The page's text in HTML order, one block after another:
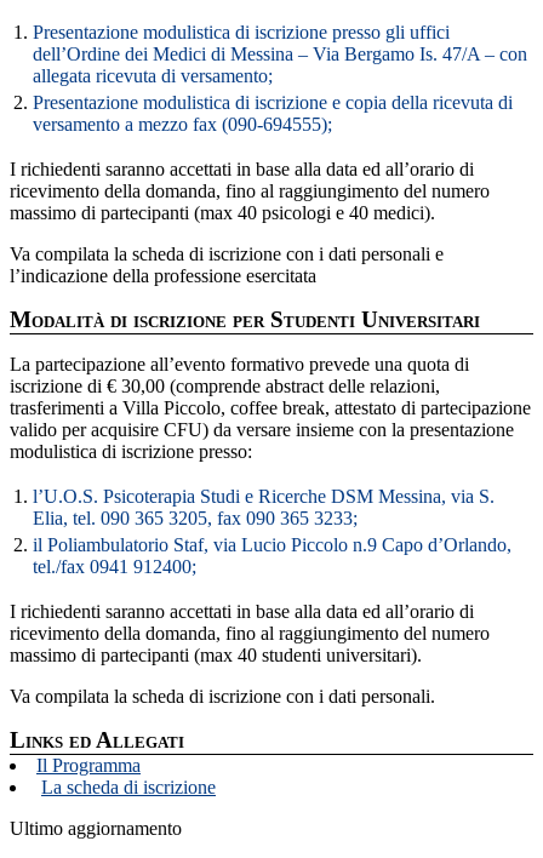
1. Presentazione modulistica di iscrizione presso gli uffici
dell’Ordine dei Medici di Messina – Via Bergamo Is. 47/A – con
allegata ricevuta di versamento;
2. Presentazione modulistica di iscrizione e copia della ricevuta di
versamento a mezzo fax (090-694555);
I richiedenti saranno accettati in base alla data ed all’orario di
ricevimento della domanda, fino al raggiungimento del numero
massimo di partecipanti (max 40 psicologi e 40 medici).
Va compilata la scheda di iscrizione con i dati personali e
l’indicazione della professione esercitata
Modalità di iscrizione per Studenti Universitari
La partecipazione all’evento formativo prevede una quota di
iscrizione di € 30,00 (comprende abstract delle relazioni,
trasferimenti a Villa Piccolo, coffee break, attestato di partecipazione
valido per acquisire CFU) da versare insieme con la presentazione
modulistica di iscrizione presso:
1. l’U.O.S. Psicoterapia Studi e Ricerche DSM Messina, via S.
Elia, tel. 090 365 3205, fax 090 365 3233;
2. il Poliambulatorio Staf, via Lucio Piccolo n.9 Capo d’Orlando,
tel./fax 0941 912400;
I richiedenti saranno accettati in base alla data ed all’orario di
ricevimento della domanda, fino al raggiungimento del numero
massimo di partecipanti (max 40 studenti universitari).
Va compilata la scheda di iscrizione con i dati personali.
Links ed Allegati
Il Programma
La scheda di iscrizione
Ultimo aggiornamento